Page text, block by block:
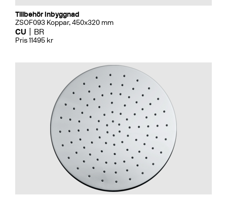
Tillbehör Inbyggnad
ZSOF093 Koppar, 450x320 mm
CU BR
Pris 11495 kr